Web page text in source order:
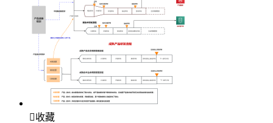
收藏